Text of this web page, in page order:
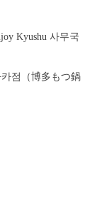
Kyushu 사무국
점（博多もつ鍋